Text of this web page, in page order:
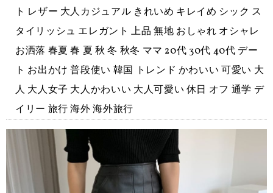
ト レザー 大人カジュアル きれいめ キレイめ シック ス
タイリッシュ エレガント 上品 無地 おしゃれ オシャレ
お洒落 春夏 春 夏 秋 冬 秋冬 ママ 20代 30代 40代 デー
ト お出かけ 普段使い 韓国 トレンド かわいい 可愛い 大
人 大人女子 大人かわいい 大人可愛い 休日 オフ 通学 デ
イリー 旅行 海外 海外旅行